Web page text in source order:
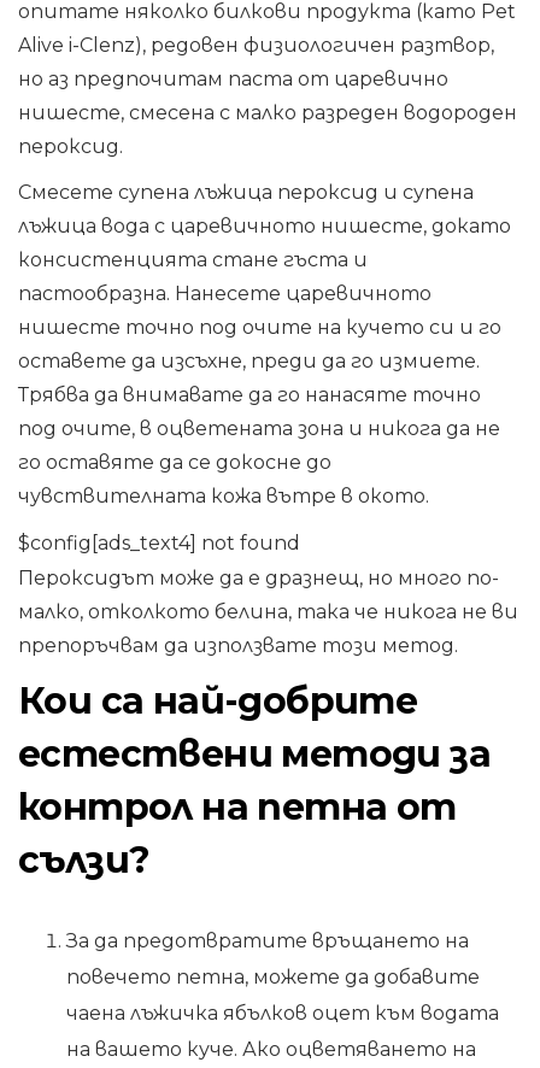
опитате няколко билкови продукта (като Pet
Alive i-Clenz), редовен физиологичен разтвор,
но аз предпочитам паста от царевично
нишесте, смесена с малко разреден водороден
пероксид.
Смесете супена лъжица пероксид и супена
лъжица вода с царевичното нишесте, докато
консистенцията стане гъста и
пастообразна. Нанесете царевичното
нишесте точно под очите на кучето си и го
оставете да изсъхне, преди да го измиете.
Трябва да внимавате да го нанасяте точно
под очите, в оцветената зона и никога да не
го оставяте да се докосне до
чувствителната кожа вътре в окото.
$config[ads_text4] not found
Пероксидът може да е дразнещ, но много по-
малко, отколкото белина, така че никога не ви
препоръчвам да използвате този метод.
Кои са най-добрите
естествени методи за
контрол на петна от
сълзи?
За да предотвратите връщането на
повечето петна, можете да добавите
чаена лъжичка ябълков оцет към водата
на вашето куче. Ако оцветяването на